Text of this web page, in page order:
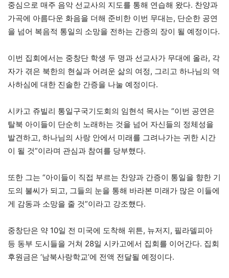
중심으로 매주 음악 선교사의 지도를 통해 연습해 왔다. 찬양과
가곡에 아름다운 화음을 더해 준비한 이번 무대는, 단순한 공연
을 넘어 복음적 통일의 소망을 전하는 간증의 장이 될 예정이다.
이번 집회에서는 중창단 학생 두 명과 선교사가 무대에 올라, 각
자가 겪은 북한의 현실과 어려운 삶의 여정, 그리고 하나님의 역
사하심에 대한 진솔한 간증을 나눌 예정이다.
시카고 쥬빌리 통일구국기도회의 임현석 목사는 “이번 공연은
탈북 아이들이 단순히 노래하는 것을 넘어 자신들의 정체성을
발견하고, 하나님의 사랑 안에서 미래를 그려나가는 귀한 시간
이 될 것”이라며 관심과 참여를 당부했다.
또한 그는 “아이들이 직접 부르는 찬양과 간증이 통일을 향한 기
도의 불씨가 되고, 그들의 눈을 통해 바라본 미래가 많은 이들에
게 감동과 소망을 줄 것”이라고 강조했다.
중창단은 약 10일 전 미국에 도착해 위튼, 뉴저지, 필라델피아
등 동부 도시들을 거쳐 28일 시카고에서 집회를 이어간다. 집회
후원금은 ‘남북사랑학교’에 전액 전달될 예정이다.